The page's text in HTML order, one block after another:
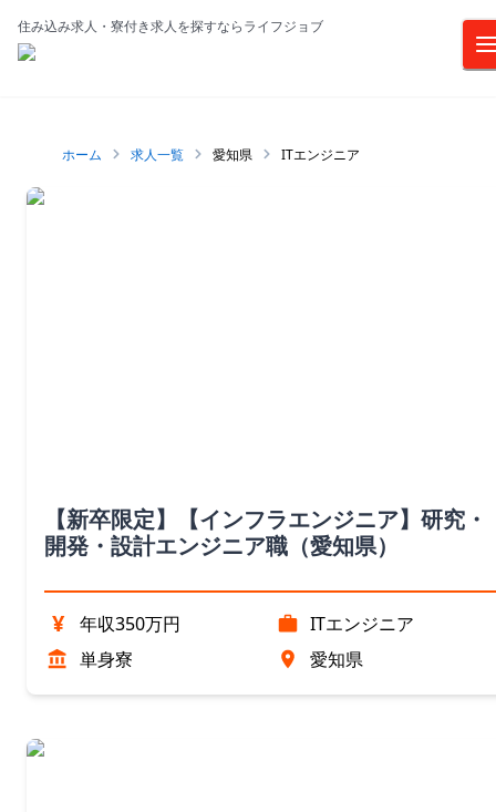
住み込み求人・寮付き求人を探すならライフジョブ
ホーム 求人一覧 愛知県 ITエンジニア
【新卒限定】【インフラエンジニア】研究・
開発・設計エンジニア職（愛知県）
¥ 年収350万円
ITエンジニア
単身寮
愛知県